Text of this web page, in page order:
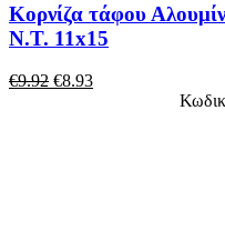
Κορνίζα τάφου
Ν.Τ. 11x15
€9.92 €8.93